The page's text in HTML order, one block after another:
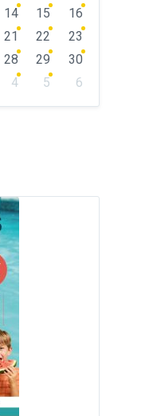
14 15
16
21 22
23
28 29
30
4 5
6